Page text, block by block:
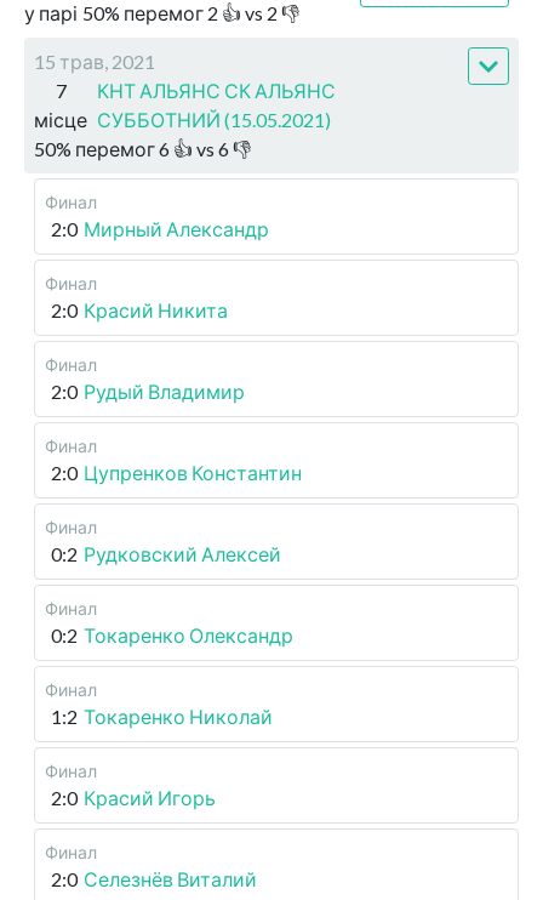
у парі 50% перемог 2 👍 vs 2 👎
15 трав, 2021
7
місце
КНТ АЛЬЯНС СК АЛЬЯНС
СУББОТНИЙ (15.05.2021)
50% перемог6 👍 vs 6👎
Финал
2:0 Мирный Александр
Финал
2:0 Красий Никита
Финал
2:0 Рудый Владимир
Финал
2:0 Цупренков Константин
Финал
0:2 Рудковский Алексей
Финал
0:2 Токаренко Олександр
Финал
1:2 Токаренко Николай
Финал
2:0 Красий Игорь
Финал
2:0 Селезнёв Виталий